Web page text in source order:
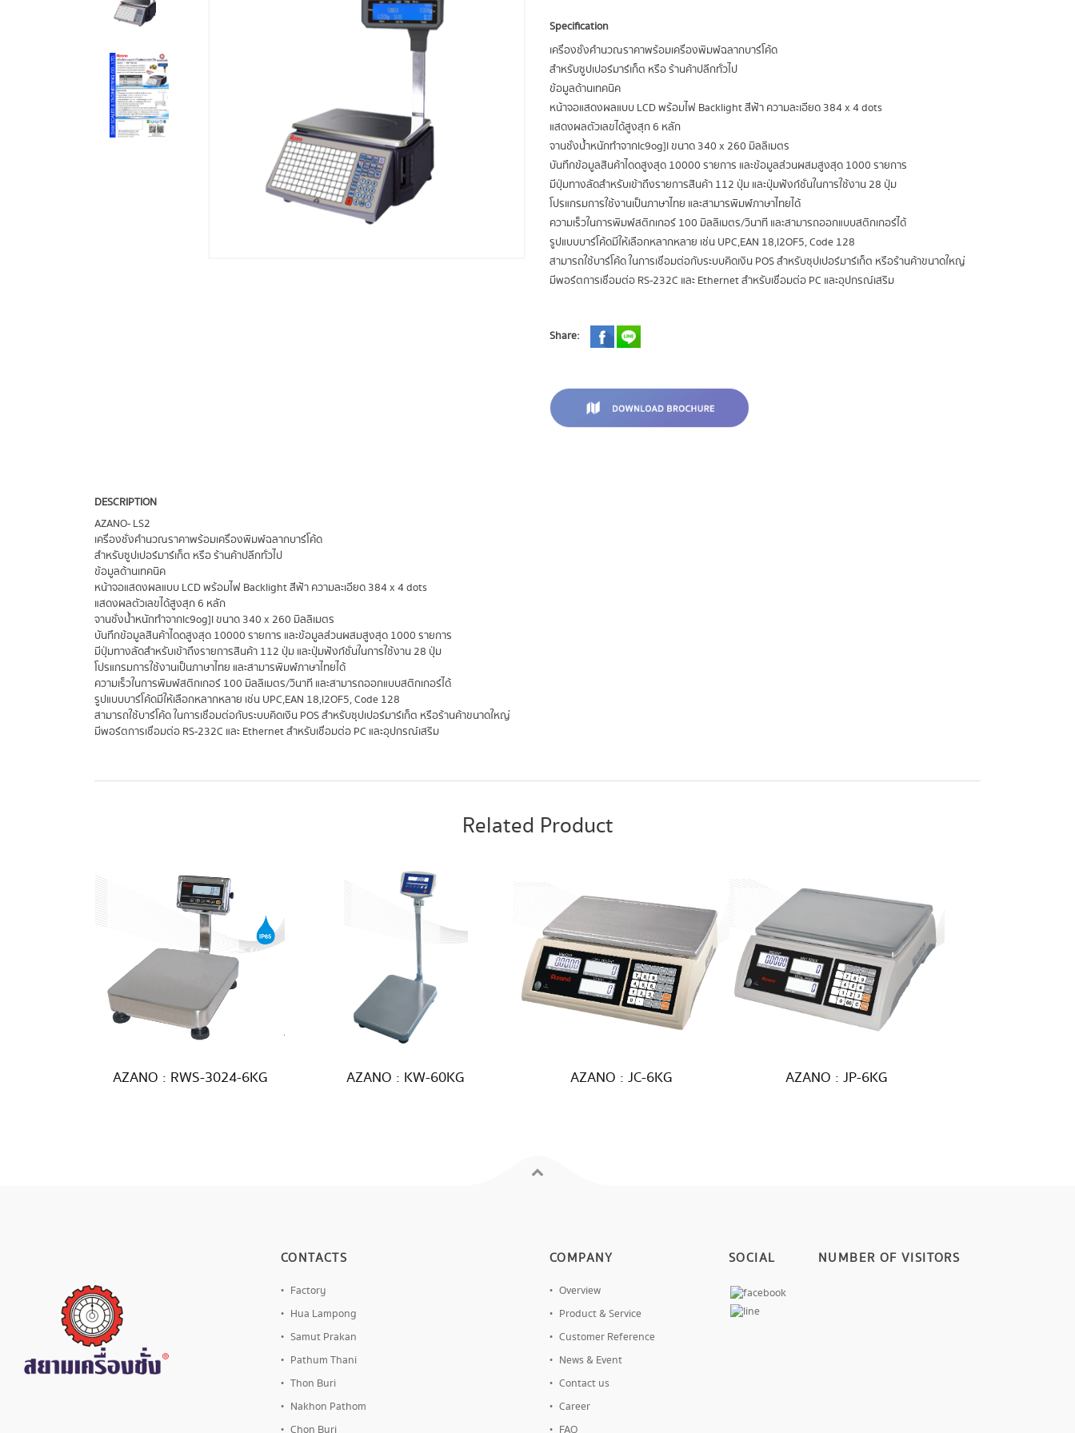
Specification
เครื่องชั่งคำนวณราคาพร้อมเครื่องพิมพ์ฉลากบาร์โค้ด
สำหรับซูปเปอร์มาร์เก็ต หรือ ร้านค้าปลีกทั่วไป
ข้อมูลด้านเทคนิค
หน้าจอแสดงผลแบบ LCD พร้อมไฟ Backlight สีฟ้า ความละเอียด 384 x 4 dots
แสดงผลตัวเลขได้สูงสุก 6 หลัก
จานชั่งน้ำหนักทำจากlc9og]l ขนาด 340 x 260 มิลลิเมตร
บันทึกข้อมูลสินค้าไดดสูงสุด 10000 รายการ และข้อมูลส่วนผสมสูงสุด 1000 รายการ
มีปุ่มทางลัดสำหรับเข้าถึงรายการสินค้า 112 ปุ่ม และปุ่มฟังก์ชั่นในการใช้งาน 28 ปุ่ม
โปรแกรมการใช้งานเป็นภาษาไทย และสามารพิมพ์์ภาษาไทยได้
ความเร็วในการพิมพ์สติกเกอร์ 100 มิลลิเมตร/วินาที และสามารถออกแบบสติกเกอร์ได้
รูปแบบบาร์โค้ดมีให้เลือกหลากหลาย เช่น UPC,EAN 18,l2OF5, Code 128
สามารถใช้บาร์โค้ด ในการเชื่อมต่อกับระบบคิดเงิน POS สำหรับซุปเปอร์มาร์เก็ต หรือร้านค้าขนาดใหญ่
มีพอร์ตการเชื่อมต่อ RS-232C และ Ethernet สำหรับเชื่อมต่อ PC และอุปกรณ์เสริม
Share:
DESCRIPTION
AZANO- LS2
เครื่องชั่งคำนวณราคาพร้อมเครื่องพิมพ์ฉลากบาร์โค้ด
สำหรับซูปเปอร์มาร์เก็ต หรือ ร้านค้าปลีกทั่วไป
ข้อมูลด้านเทคนิค
หน้าจอแสดงผลแบบ LCD พร้อมไฟ Backlight สีฟ้า ความละเอียด 384 x 4 dots
แสดงผลตัวเลขได้สูงสุก 6 หลัก
จานชั่งน้ำหนักทำจากlc9og]l ขนาด 340 x 260 มิลลิเมตร
บันทึกข้อมูลสินค้าไดดสูงสุด 10000 รายการ และข้อมูลส่วนผสมสูงสุด 1000 รายการ
มีปุ่มทางลัดสำหรับเข้าถึงรายการสินค้า 112 ปุ่ม และปุ่มฟังก์ชั่นในการใช้งาน 28 ปุ่ม
โปรแกรมการใช้งานเป็นภาษาไทย และสามารพิมพ์์ภาษาไทยได้
ความเร็วในการพิมพ์สติกเกอร์ 100 มิลลิเมตร/วินาที และสามารถออกแบบสติกเกอร์ได้
รูปแบบบาร์โค้ดมีให้เลือกหลากหลาย เช่น UPC,EAN 18,l2OF5, Code 128
สามารถใช้บาร์โค้ด ในการเชื่อมต่อกับระบบคิดเงิน POS สำหรับซุปเปอร์มาร์เก็ต หรือร้านค้าขนาดใหญ่
มีพอร์ตการเชื่อมต่อ RS-232C และ Ethernet สำหรับเชื่อมต่อ PC และอุปกรณ์เสริม
Related Product
AZANO : RWS-3024-6KG AZANO : KW-60KG AZANO : JC-6KG AZANO : JP-6KG
CONTACTS
Factory
Hua Lampong
Samut Prakan
Pathum Thani
Thon Buri
Nakhon Pathom
COMPANY
Overview
Product & Service
Customer Reference
News & Event
Contact us
Career
SOCIAL NUMBER OF VISITORS